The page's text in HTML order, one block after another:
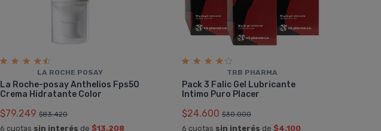
LA ROCHE POSAY
La Roche-posay Anthelios Fps50
Crema Hidratante Color
$79.249 $83.420
6 cuotas sin interés de $13.208
TRB PHARMA
Pack 3 Falic Gel Lubricante
Intimo Puro Placer
$24.600 $30.000
6 cuotas sin interés de $4.100